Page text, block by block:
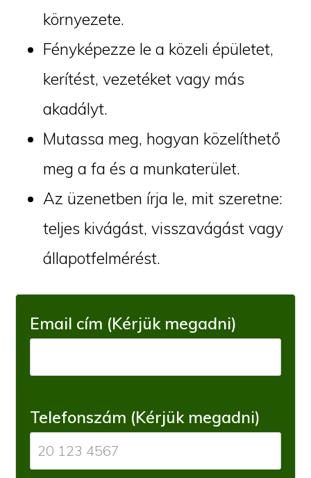
környezete.
Fényképezze le a közeli épületet,
kerítést, vezetéket vagy más
akadályt.
Mutassa meg, hogyan közelíthető
meg a fa és a munkaterület.
Az üzenetben írja le, mit szeretne:
teljes kivágást, visszavágást vagy
állapotfelmérést.
Email cím (Kérjük megadni)
Telefonszám (Kérjük megadni)